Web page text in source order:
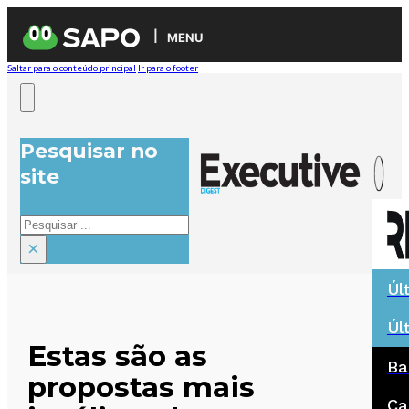
MENU
Saltar para o conteúdo principal Ir para o footer
Pesquisar no
site
Pesquisar
×
Estas são as
propostas mais